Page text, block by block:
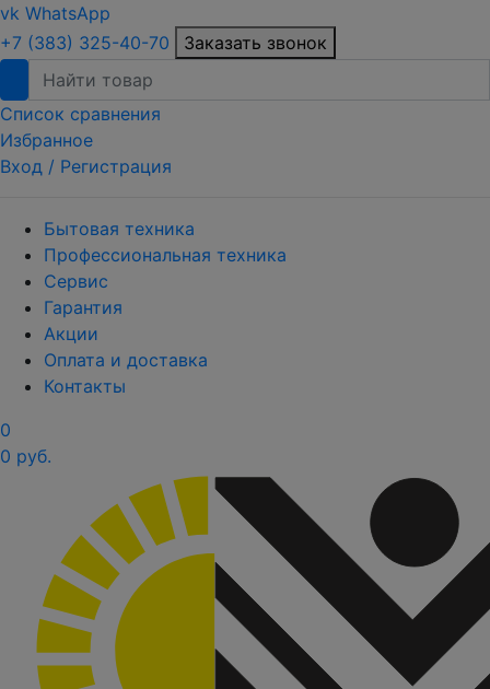
vk WhatsApp
+7 (383) 325-40-70
Заказать звонок
Список сравнения
Избранное
Вход / Регистрация
Бытовая техника
Профессиональная техника
Сервис
Гарантия
Акции
Оплата и доставка
Контакты
0
0 руб.